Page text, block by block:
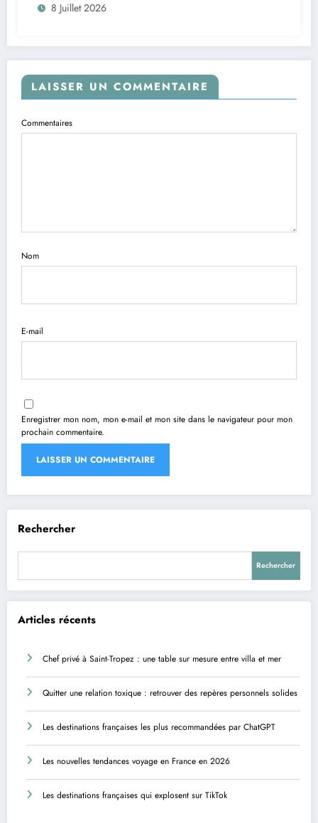
8 Juillet 2026
LAISSER UN COMMENTAIRE
Commentaires
Nom
E-mail
Enregistrer mon nom, mon e-mail et mon site dans le navigateur pour mon
prochain commentaire.
Rechercher
Rechercher
Articles récents
Chef privé à Saint-Tropez : une table sur mesure entre villa et mer
Quitter une relation toxique : retrouver des repères personnels solides
Les destinations françaises les plus recommandées par ChatGPT
Les nouvelles tendances voyage en France en 2026
Les destinations françaises qui explosent sur TikTok